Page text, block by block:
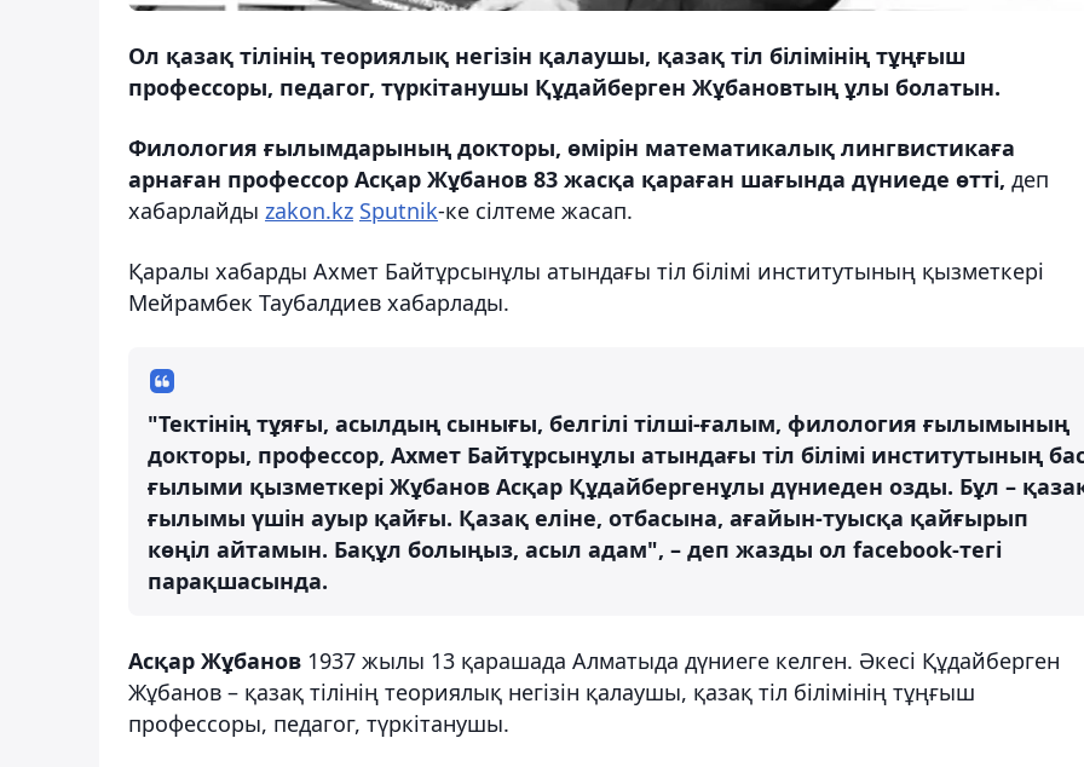
Ол қазақ тілінің теориялық негізін қалаушы, қазақ тіл білімінің тұңғыш
профессоры, педагог, түркітанушы Құдайберген Жұбановтың ұлы болатын.
Филология ғылымдарының докторы, өмірін математикалық лингвистикаға
арнаған профессор Асқар Жұбанов 83 жасқа қараған шағында дүниеде өтті, деп
хабарлайды zakon.kz Sputnik-ке сілтеме жасап.
Қаралы хабарды Ахмет Байтұрсынұлы атындағы тіл білімі институтының қызметкері
Мейрамбек Таубалдиев хабарлады.
"Тектінің тұяғы, асылдың сынығы, белгілі тілші-ғалым, филология ғылымының
докторы, профессор, Ахмет Байтұрсынұлы атындағы тіл білімі институтының
ғылыми қызметкері Жұбанов Асқар Құдайбергенұлы дүниеден озды. Бұл –
ғылымы үшін ауыр қайғы. Қазақ еліне, отбасына, ағайын-туысқа қайғырып
көңіл айтамын. Бақұл болыңыз, асыл адам", – деп жазды ол facebook-тегі
парақшасында.
Асқар Жұбанов 1937 жылы 13 қарашада Алматыда дүниеге келген. Әкесі Құдайберген
Жұбанов – қазақ тілінің теориялық негізін қалаушы, қазақ тіл білімінің тұңғыш
профессоры, педагог, түркітанушы.